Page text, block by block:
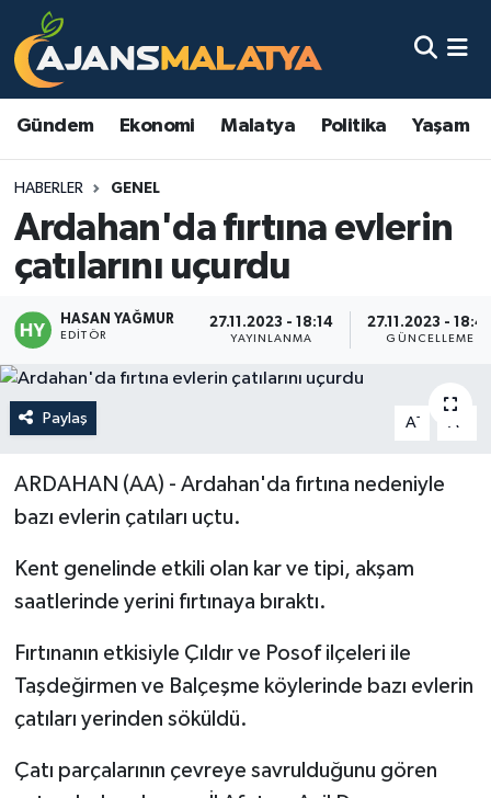
Gündem Ekonomi Malatya Politika Yaşam
HABERLER GENEL
Ardahan'da fırtına evlerin
çatılarını uçurdu
HASAN YAĞMUR
EDITÖR
27.11.2023 - 18:14
YAYINLANMA
27.11.2023 -
GÜNCELLEME
Paylaş A- A
ARDAHAN (AA) - Ardahan'da fırtına nedeniyle
bazı evlerin çatıları uçtu.
Kent genelinde etkili olan kar ve tipi, akşam
saatlerinde yerini fırtınaya bıraktı.
Fırtınanın etkisiyle Çıldır ve Posof ilçeleri ile
Taşdeğirmen ve Balçeşme köylerinde bazı evlerin
çatıları yerinden söküldü.
Çatı parçalarının çevreye savrulduğunu gören
Asayiş
Eğitim
Ekonomi
Gündem
Kültür & Sanat
Magazin
Politika
Sağlık
Teknoloji
Malatya Nöbetçi Eczaneler
Malatya Namaz Vakitleri
Malatya Trafik Yoğunluk Haritası
TFF 3.Lig 2.Grup Puan Durumu ve Fikstür
Son Dakika Haberleri
Haber Arşivi